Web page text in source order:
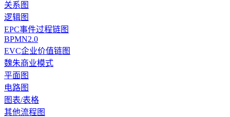
关系图
逻辑图
EPC事件过程链图
BPMN2.0
EVC企业价值链图
魏朱商业模式
平面图
电路图
图表/表格
其他流程图